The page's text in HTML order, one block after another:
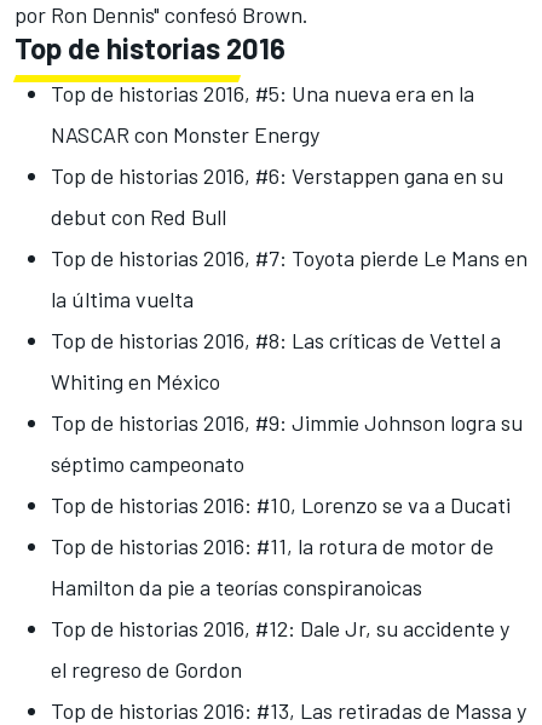
por Ron Dennis" confesó Brown.
Top de historias 2016
Top de historias 2016, #5: Una nueva era en la
NASCAR con Monster Energy
Top de historias 2016, #6: Verstappen gana en su
debut con Red Bull
Top de historias 2016, #7: Toyota pierde Le Mans en
la última vuelta
Top de historias 2016, #8: Las críticas de Vettel a
Whiting en México
Top de historias 2016, #9: Jimmie Johnson logra su
séptimo campeonato
Top de historias 2016: #10, Lorenzo se va a Ducati
Top de historias 2016: #11, la rotura de motor de
Hamilton da pie a teorías conspiranoicas
Top de historias 2016, #12: Dale Jr, su accidente y
el regreso de Gordon
Top de historias 2016: #13, Las retiradas de Massa y